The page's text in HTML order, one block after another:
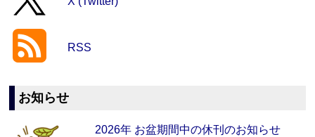
RSS
お知らせ
2026年 お盆期間中の休刊のお知らせ